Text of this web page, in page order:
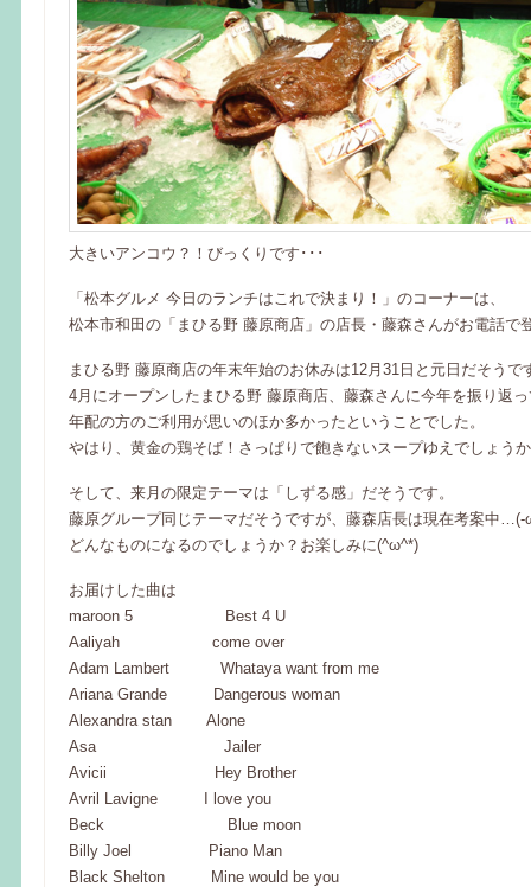
大きいアンコウ？！びっくりです･･･
「松本グルメ 今日のランチはこれで決まり！」のコーナーは、
松本市和田の「まひる野 藤原商店」の店長・藤森さんがお電話で
まひる野 藤原商店の年末年始のお休みは12月31日と元日だそうで
4月にオープンしたまひる野 藤原商店、藤森さんに今年を振り返
年配の方のご利用が思いのほか多かったということでした。
やはり、黄金の鶏そば！さっぱりで飽きないスープゆえでしょう
そして、来月の限定テーマは「しずる感」だそうです。
藤原グループ同じテーマだそうですが、藤森店長は現在考案中…(-
どんなものになるのでしょうか？お楽しみに(^ω^*)
お届けした曲は
maroon 5 Best 4 U
Aaliyah come over
Adam Lambert Whataya want from me
Ariana Grande Dangerous woman
Alexandra stan Alone
Asa Jailer
Avicii Hey Brother
Avril Lavigne I love you
Beck Blue moon
Billy Joel Piano Man
Black Shelton Mine would be you